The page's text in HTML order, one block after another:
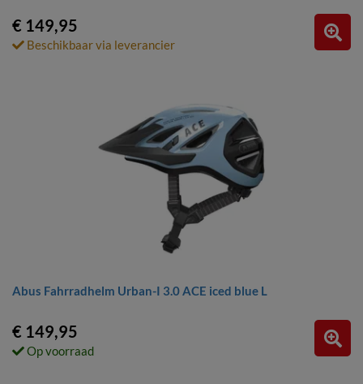
€ 149,95
Beschikbaar via leverancier
Abus Fahrradhelm Urban-I 3.0 ACE iced blue L
€ 149,95
Op voorraad